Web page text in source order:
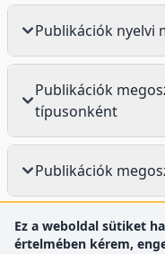
Publikációk nyelvi
Publikációk
típusonként
Publikációk
Ez a weboldal sütiket
értelmében kérem,